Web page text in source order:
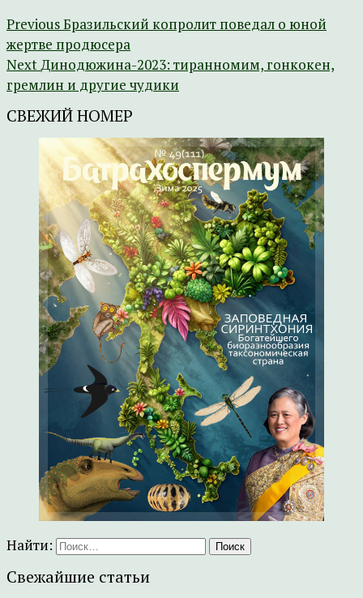
PreviousБразильский копролит поведал о юной
жертве продюсера
Next Динодюжина-2023: тиранномим, гонкокен,
гремлин и другие чудики
СВЕЖИЙ НОМЕР
Найти:
Свежайшие статьи